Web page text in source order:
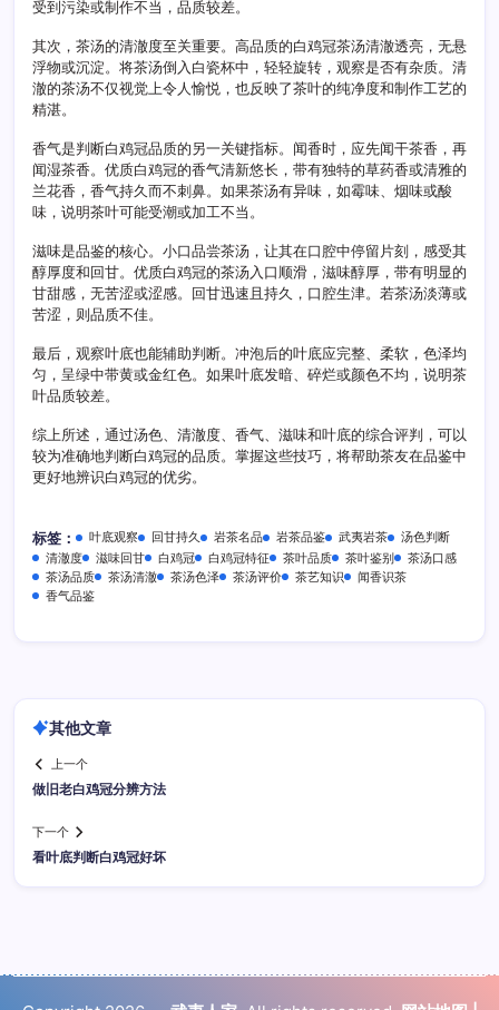
受到污染或制作不当，品质较差。
其次，茶汤的清澈度至关重要。高品质的白鸡冠茶汤清澈透亮，无悬
浮物或沉淀。将茶汤倒入白瓷杯中，轻轻旋转，观察是否有杂质。清
澈的茶汤不仅视觉上令人愉悦，也反映了茶叶的纯净度和制作工艺的
精湛。
香气是判断白鸡冠品质的另一关键指标。闻香时，应先闻干茶香，再
闻湿茶香。优质白鸡冠的香气清新悠长，带有独特的草药香或清雅的
兰花香，香气持久而不刺鼻。如果茶汤有异味，如霉味、烟味或酸
味，说明茶叶可能受潮或加工不当。
滋味是品鉴的核心。小口品尝茶汤，让其在口腔中停留片刻，感受其
醇厚度和回甘。优质白鸡冠的茶汤入口顺滑，滋味醇厚，带有明显的
甘甜感，无苦涩或涩感。回甘迅速且持久，口腔生津。若茶汤淡薄或
苦涩，则品质不佳。
最后，观察叶底也能辅助判断。冲泡后的叶底应完整、柔软，色泽均
匀，呈绿中带黄或金红色。如果叶底发暗、碎烂或颜色不均，说明茶
叶品质较差。
综上所述，通过汤色、清澈度、香气、滋味和叶底的综合评判，可以
较为准确地判断白鸡冠的品质。掌握这些技巧，将帮助茶友在品鉴中
更好地辨识白鸡冠的优劣。
标签： 叶底观察 回甘持久 岩茶名品 岩茶品鉴 武夷岩茶
汤色判断
清澈度
滋味回甘 白鸡冠 白鸡冠特征 茶叶品质 茶叶鉴别
茶汤口感
茶汤品质
茶汤清澈 茶汤色泽 茶汤评价 茶艺知识
闻香识茶
香气品鉴
其他文章
上一个
做旧老白鸡冠分辨方法
下一个
看叶底判断白鸡冠好坏